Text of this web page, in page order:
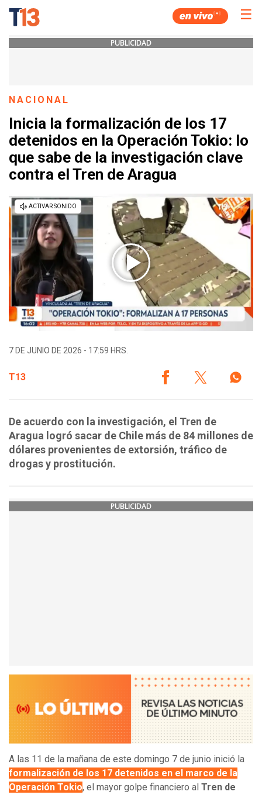
☰
PUBLICIDAD
NACIONAL
Inicia la formalización de los 17
detenidos en la Operación Tokio: lo
que sabe de la investigación clave
contra el Tren de Aragua
7 DE JUNIO DE 2026 - 17:59 HRS.
T13
De acuerdo con la investigación, el Tren de
Aragua logró sacar de Chile más de 84 millones de
dólares provenientes de extorsión, tráfico de
drogas y prostitución.
PUBLICIDAD
A las 11 de la mañana de este domingo 7 de junio inició la
formalización de los 17 detenidos en el marco de la
Operación Tokio, el mayor golpe financiero al Tren de